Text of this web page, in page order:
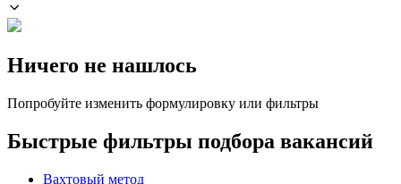
Ничего не нашлось
Попробуйте изменить формулировку или фильтры
Быстрые фильтры подбора вакансий
Вахтовый метод